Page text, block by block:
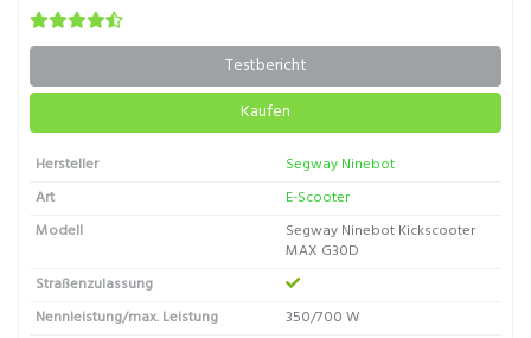
Testbericht
Kaufen
Hersteller
Segway Ninebot
Art
E-Scooter
Modell
Segway Ninebot Kickscooter
MAX G30D
Straßenzulassung
Nennleistung/max. Leistung
350/700 W